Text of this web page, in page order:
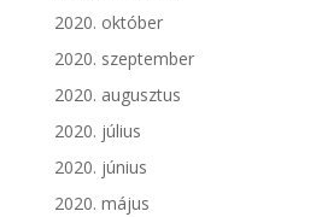
2020. október
2020. szeptember
2020. augusztus
2020. július
2020. június
2020. május